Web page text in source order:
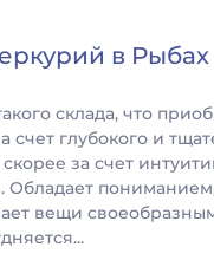
в Рыбах
склада, что
счет глубокого и
за счет
Обладает
вещи